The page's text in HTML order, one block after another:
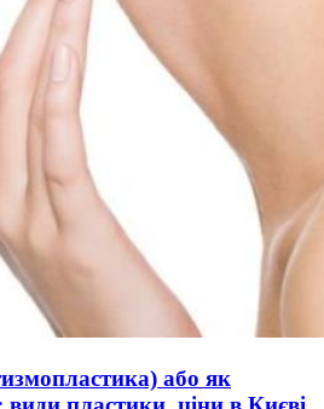
або як